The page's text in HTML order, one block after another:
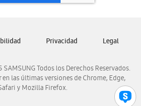
Samsung Panamá
Samsung Venezuela
Todos los Derechos Reservados.
las últimas versiones de Chrome, Edge,
y Mozilla Firefox.
Privacidad Legal